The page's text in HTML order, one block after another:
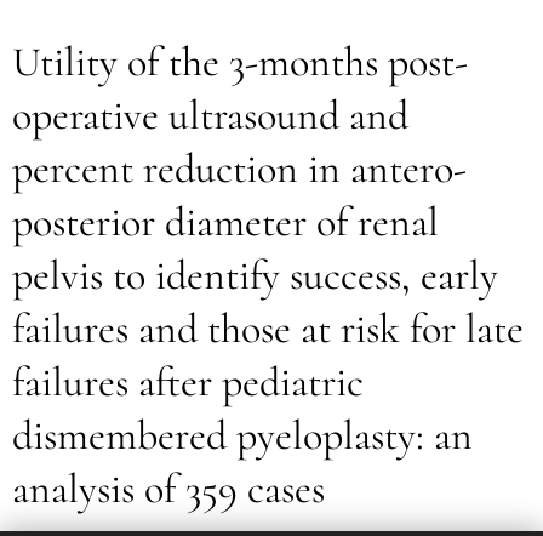
Utility of the 3-months post-
operative ultrasound and
percent reduction in antero-
posterior diameter of renal
pelvis to identify success, early
failures and those at risk for late
failures after pediatric
dismembered pyeloplasty: an
analysis of 359 cases